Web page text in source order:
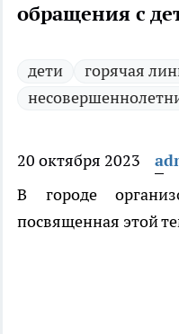
обращения с
дети
горячая
20 октября 2023
В городе
посвященная этой